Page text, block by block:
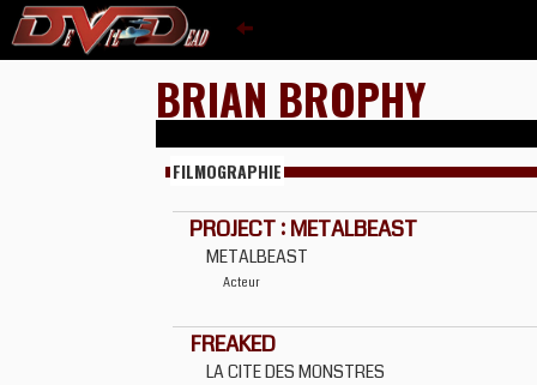
BRIAN BROPHY
FILMOGRAPHIE
PROJECT : METALBEAST
METALBEAST
Acteur
FREAKED
LA CITE DES MONSTRES